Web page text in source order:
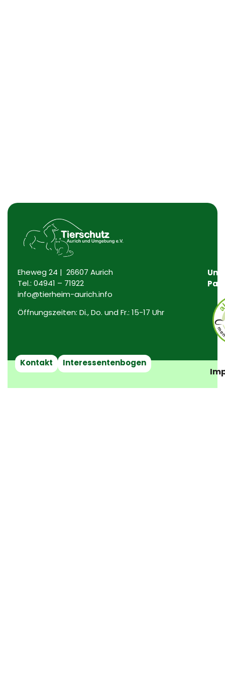
Eheweg 24 | 26607 Aurich
Tel.: 04941 – 71922
info@tierheim-aurich.info
Öffnungszeiten: Di., Do. und Fr.: 15-17 Uhr
Kontakt Interessentenbogen